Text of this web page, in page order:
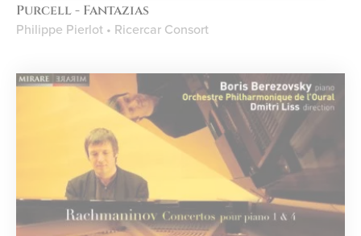
Purcell - Fantazias
Philippe Pierlot • Ricercar Consort